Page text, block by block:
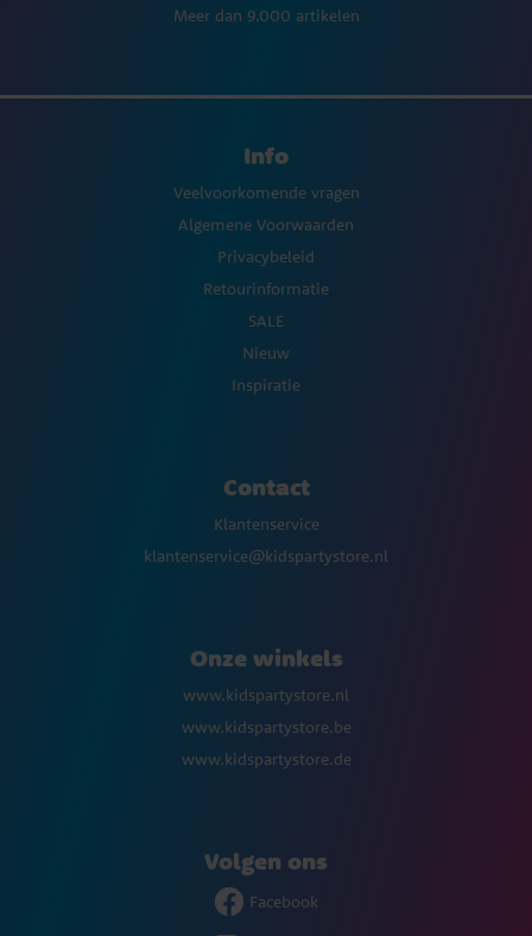
Meer dan 9.000 artikelen
Info
Veelvoorkomende vragen
Algemene Voorwaarden
Privacybeleid
Retourinformatie
SALE
Nieuw
Inspiratie
Contact
Klantenservice
klantenservice@kidspartystore.nl
Onze winkels
www.kidspartystore.nl
www.kidspartystore.be
www.kidspartystore.de
Volgen ons
Facebook